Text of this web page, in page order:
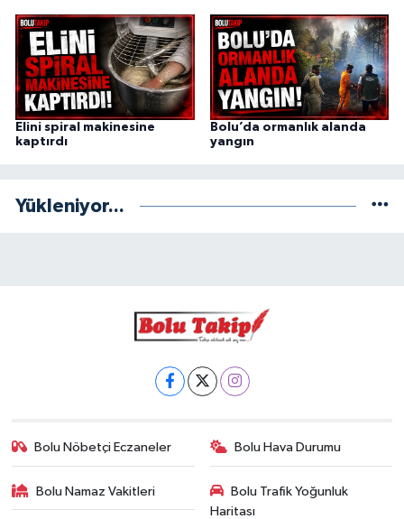
Elini spiral makinesine
kaptırdı
Bolu’da ormanlık alanda
yangın
Yükleniyor...
Bolu Nöbetçi Eczaneler Bolu Hava Durumu
Bolu Namaz Vakitleri
Bolu Trafik Yoğunluk
Haritası